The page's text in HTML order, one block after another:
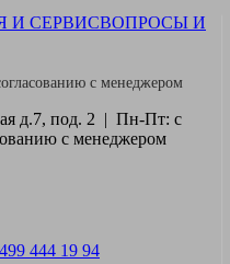
И СЕРВИСВОПРОСЫ И
с менеджером
д.7, под. 2 | Пн-Пт: с
с менеджером
444 19 94